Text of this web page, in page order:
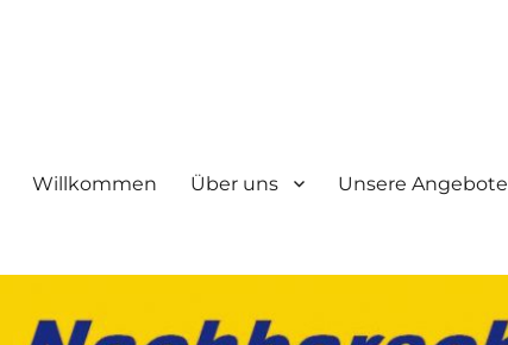
Willkommen Über uns Unsere Angebote